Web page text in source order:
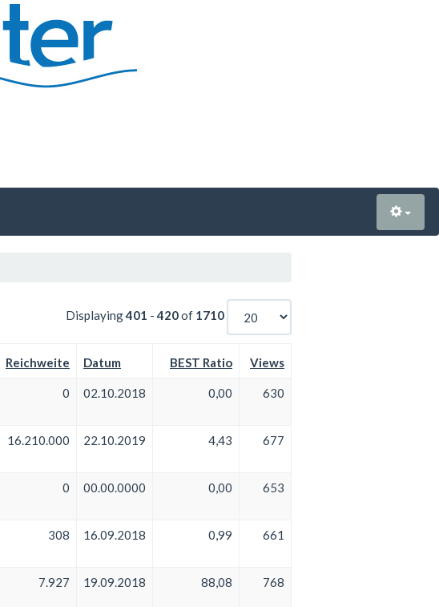
Displaying401 -420of 1710
Reichweite Datum BEST Ratio Views
0 02.10.2018 0,00 630
16.210.000 22.10.2019 4,43 677
0 00.00.0000 0,00 653
308 16.09.2018 0,99 661
7.927 19.09.2018 88,08 768